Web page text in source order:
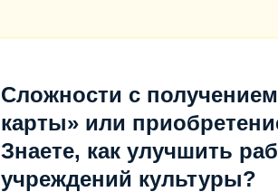
Сложности с
карты» или
Знаете, как улучшить
учреждений культуры?